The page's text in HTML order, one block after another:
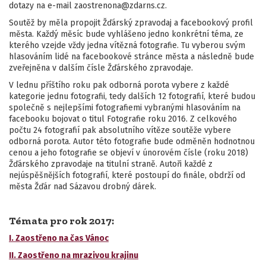
dotazy na e-mail zaostrenona@zdarns.cz.
Soutěž by měla propojit Žďárský zpravodaj a facebookový profil
města. Každý měsíc bude vyhlášeno jedno konkrétní téma, ze
kterého vzejde vždy jedna vítězná fotografie. Tu vyberou svým
hlasováním lidé na facebookové stránce města a následně bude
zveřejněna v dalším čísle Žďárského zpravodaje.
V lednu příštího roku pak odborná porota vybere z každé
kategorie jednu fotografii, tedy dalších 12 fotografií, které budou
společně s nejlepšími fotografiemi vybranými hlasováním na
facebooku bojovat o titul Fotografie roku 2016. Z celkového
počtu 24 fotografií pak absolutního vítěze soutěže vybere
odborná porota. Autor této fotografie bude odměněn hodnotnou
cenou a jeho fotografie se objeví v únorovém čísle (roku 2018)
Žďárského zpravodaje na titulní straně. Autoři každé z
nejúspěšnějších fotografií, které postoupí do finále, obdrží od
města Žďár nad Sázavou drobný dárek.
Témata pro rok 2017:
I. Zaostřeno na čas Vánoc
II. Zaostřeno na mrazivou krajinu